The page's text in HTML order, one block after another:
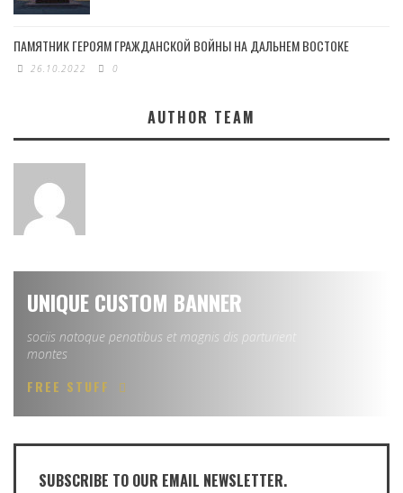
ПАМЯТНИК ГЕРОЯМ ГРАЖДАНСКОЙ ВОЙНЫ НА ДАЛЬНЕМ ВОСТОКЕ
26.10.2022 0
AUTHOR TEAM
UNIQUE CUSTOM BANNER
sociis natoque penatibus et magnis dis parturient
montes
FREE STUFF
SUBSCRIBE TO OUR EMAIL NEWSLETTER.